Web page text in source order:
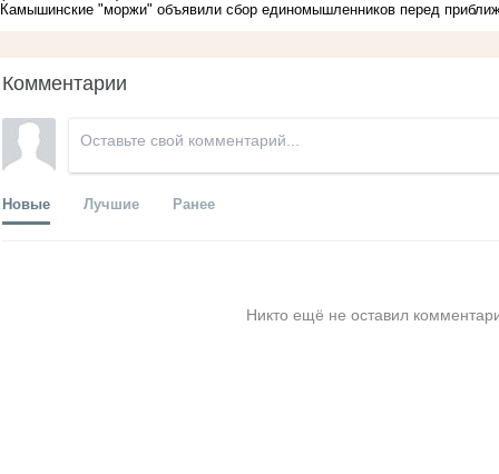
Камышинские "моржи" объявили сбор единомышленников перед
Комментарии
Новые Лучшие Ранее
Никто ещё не оставил